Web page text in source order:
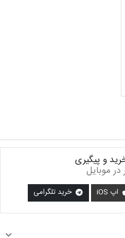
و پیگیری
در موبایل
اپ iOS خرید تلگرامی